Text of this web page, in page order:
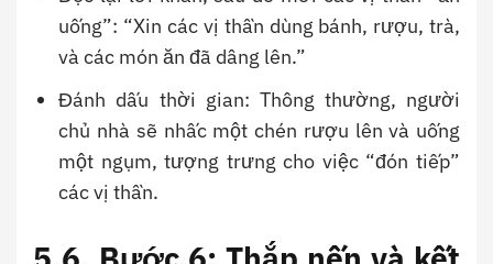
uống”: “Xin các vị thần dùng bánh, rượu, trà,
và các món ăn đã dâng lên.”
Đánh dấu thời gian: Thông thường, người
chủ nhà sẽ nhấc một chén rượu lên và uống
một ngụm, tượng trưng cho việc “đón tiếp”
các vị thần.